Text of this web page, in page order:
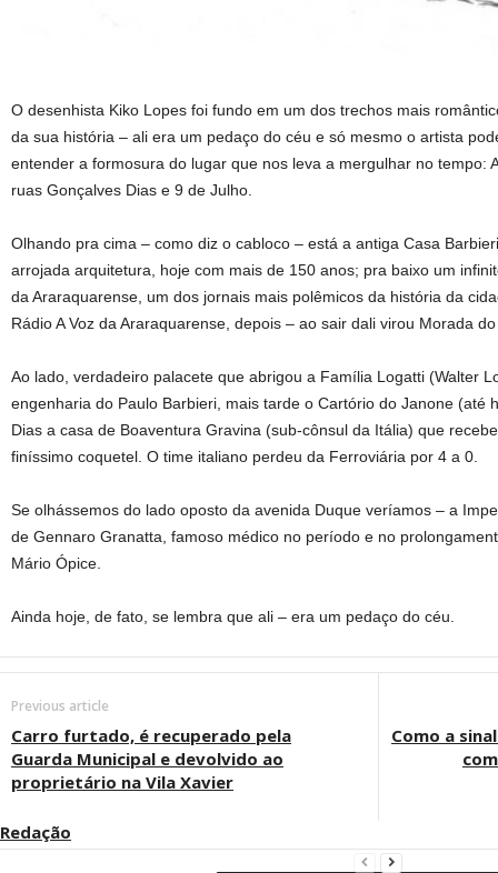
O desenhista Kiko Lopes foi fundo em um dos trechos mais
da sua história – ali era um pedaço do céu e só mesmo o artista
entender a formosura do lugar que nos leva a mergulhar no tempo:
ruas Gonçalves Dias e 9 de Julho.
Olhando pra cima – como diz o cabloco – está a antiga Casa
arrojada arquitetura, hoje com mais de 150 anos; pra baixo um
da Araraquarense, um dos jornais mais polêmicos da história da
Rádio A Voz da Araraquarense, depois – ao sair dali virou Morada
Ao lado, verdadeiro palacete que abrigou a Família Logatti (Walter
engenharia do Paulo Barbieri, mais tarde o Cartório do Janone (até
Dias a casa de Boaventura Gravina (sub-cônsul da Itália) que
finíssimo coquetel. O time italiano perdeu da Ferroviária por 4 a 0.
Se olhássemos do lado oposto da avenida Duque veríamos – a
de Gennaro Granatta, famoso médico no período e no
Mário Ópice.
Ainda hoje, de fato, se lembra que ali – era um pedaço do céu.
Previous article
Carro furtado, é recuperado pela
Guarda Municipal e devolvido ao
proprietário na Vila Xavier
Como a
Redação